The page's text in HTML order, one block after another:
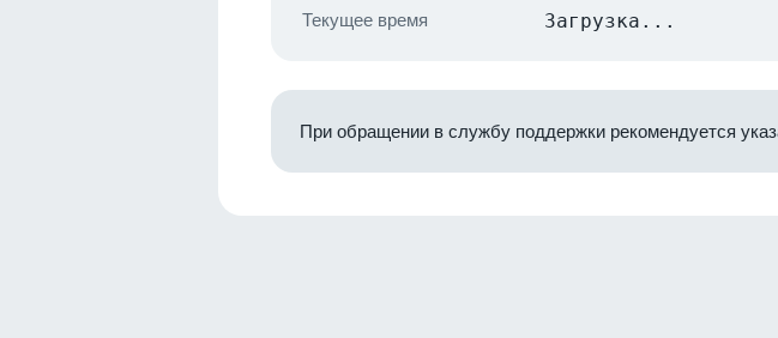
Текущее время Загрузка...
При обращении в службу поддержки рекомендуется